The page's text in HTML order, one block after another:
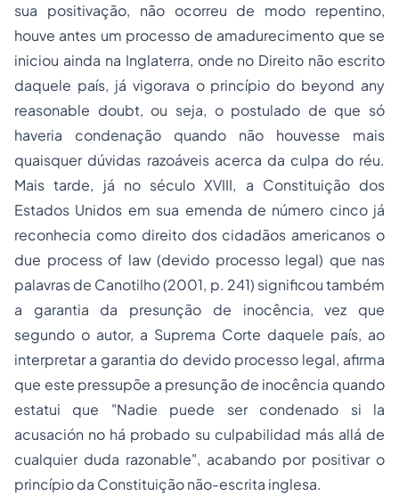
sua positivação, não ocorreu de modo repentino,
houve antes um processo de amadurecimento que se
iniciou ainda na Inglaterra, onde no Direito não escrito
daquele país, já vigorava o princípio do beyond any
reasonable doubt, ou seja, o postulado de que só
haveria condenação quando não houvesse mais
quaisquer dúvidas razoáveis acerca da culpa do réu.
Mais tarde, já no século XVIII, a Constituição dos
Estados Unidos em sua emenda de número cinco já
reconhecia como direito dos cidadãos americanos o
due process of law(devido processo legal) que nas
palavras de Canotilho (2001, p. 241) significou também
a garantia da presunção de inocência, vez que
segundo o autor, a Suprema Corte daquele país, ao
interpretar a garantia do devido processo legal, afirma
que este pressupõe a presunção de inocência quando
estatui que "Nadie puede ser condenado si la
acusación no há probado su culpabilidad más allá de
cualquier duda razonable", acabando por positivar o
princípio da Constituição não-escrita inglesa.